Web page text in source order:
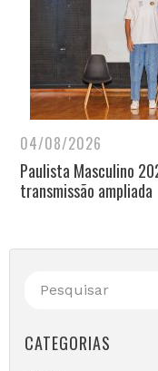
04/08/2026
Paulista Masculino
transmissão ampliada
CATEGORIAS